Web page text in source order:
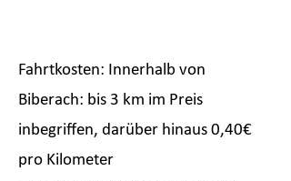
Fahrtkosten: Innerhalb von
Biberach: bis 3 km im Preis
inbegriffen, darüber hinaus 0,40€
pro Kilometer